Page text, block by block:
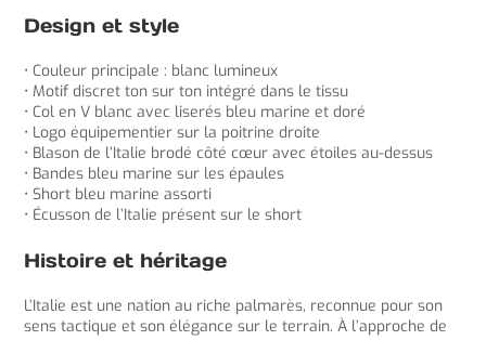
Design et style
• Couleur principale : blanc lumineux
• Motif discret ton sur ton intégré dans le tissu
• Col en V blanc avec liserés bleu marine et doré
• Logo équipementier sur la poitrine droite
• Blason de l’Italie brodé côté cœur avec étoiles au-dessus
• Bandes bleu marine sur les épaules
• Short bleu marine assorti
• Écusson de l’Italie présent sur le short
Histoire et héritage
L’Italie est une nation au riche palmarès, reconnue pour son
sens tactique et son élégance sur le terrain. À l’approche de